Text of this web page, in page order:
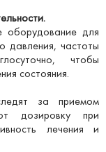
оборудование для
давления, частоты
чтобы
состояния.
за приемом
дозировку при
лечения и